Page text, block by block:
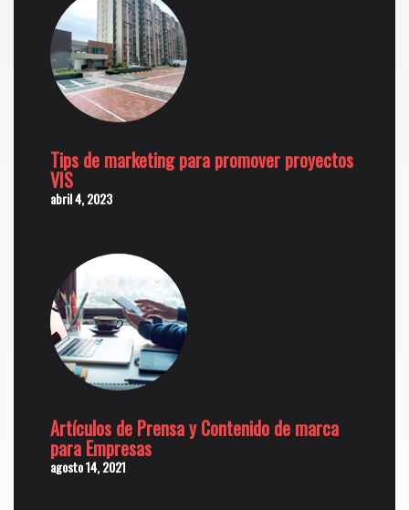
Tips de marketing para promover proyectos
VIS
abril 4, 2023
Artículos de Prensa y Contenido de marca
para Empresas
agosto 14, 2021